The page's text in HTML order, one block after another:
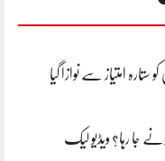
امتیاز سے نوازا گیا
جا رہا؟ ویڈیو لیک